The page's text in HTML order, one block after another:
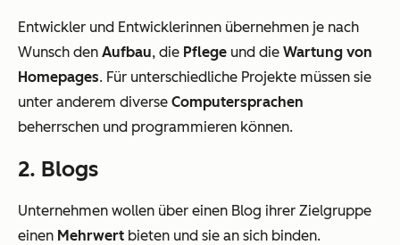
Entwickler und Entwicklerinnen übernehmen je nach
Wunsch den Aufbau, die Pflege und die Wartung von
Homepages. Für unterschiedliche Projekte müssen sie
unter anderem diverse Computersprachen
beherrschen und programmieren können.
2. Blogs
Unternehmen wollen über einen Blog ihrer Zielgruppe
einen Mehrwert bieten und sie an sich binden.